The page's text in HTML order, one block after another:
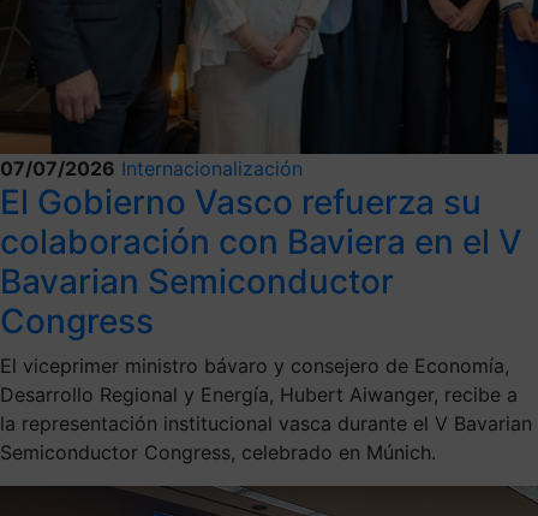
07/07/2026 Internacionalización
El Gobierno Vasco refuerza su
colaboración con Baviera en el V
Bavarian Semiconductor
Congress
El viceprimer ministro bávaro y consejero de Economía,
Desarrollo Regional y Energía, Hubert Aiwanger, recibe a
la representación institucional vasca durante el V Bavarian
Semiconductor Congress, celebrado en Múnich.